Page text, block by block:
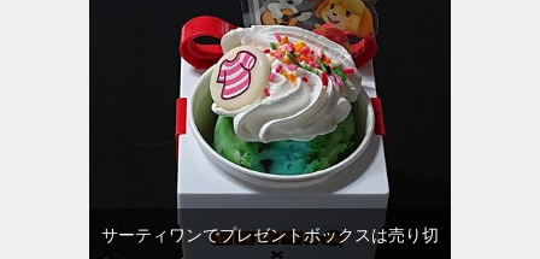
サーティワンでプレゼントボックスは売り切